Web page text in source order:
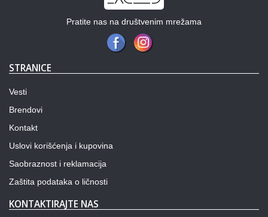
Pratite nas na društvenim mrežama
STRANICE
Vesti
Brendovi
Kontakt
Uslovi korišćenja i kupovina
Saobraznost i reklamacija
Zaštita podataka o ličnosti
KONTAKTIRAJTE NAS